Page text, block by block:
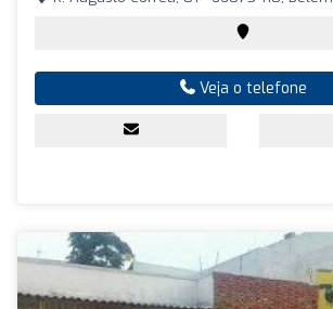
Veja o telefone